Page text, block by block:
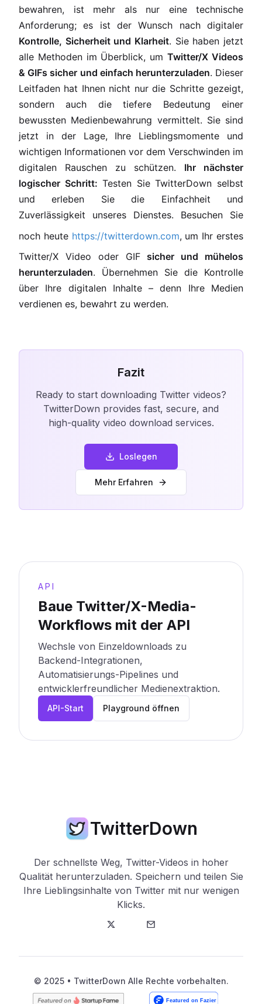
bewahren, ist mehr als nur eine technische
Anforderung; es ist der Wunsch nach digitaler
Kontrolle, Sicherheit und Klarheit. Sie haben jetzt
alle Methoden im Überblick, umTwitter/X Videos
& GIFs sicher und einfach herunterzuladen. Dieser
Leitfaden hat Ihnen nicht nur die Schritte gezeigt,
sondern auch die tiefere Bedeutung einer
bewussten Medienbewahrung vermittelt. Sie sind
jetzt in der Lage, Ihre Lieblingsmomente und
wichtigen Informationen vor dem Verschwinden im
digitalen Rauschen zu schützen. Ihr nächster
logischer Schritt: Testen Sie TwitterDown selbst
und erleben Sie die Einfachheit und
Zuverlässigkeit unseres Dienstes. Besuchen Sie
noch heute https://twitterdown.com, um Ihr erstes
Twitter/X Video oder GIFsicher und mühelos
herunterzuladen. Übernehmen Sie die Kontrolle
über Ihre digitalen Inhalte – denn Ihre Medien
verdienen es, bewahrt zu werden.
Fazit
Ready to start downloading Twitter videos?
TwitterDown provides fast, secure, and
high-quality video download services.
Loslegen
Mehr Erfahren
API
Baue Twitter/X-Media-
Workflows mit der API
Wechsle von Einzeldownloads zu
Backend-Integrationen,
Automatisierungs-Pipelines und
entwicklerfreundlicher Medienextraktion.
API-Start Playground öffnen
TwitterDown
Der schnellste Weg, Twitter-Videos in hoher
Qualität herunterzuladen. Speichern und teilen Sie
Ihre Lieblingsinhalte von Twitter mit nur wenigen
Klicks.
Twitter E-Mail
© 2025 • TwitterDown Alle Rechte vorbehalten.